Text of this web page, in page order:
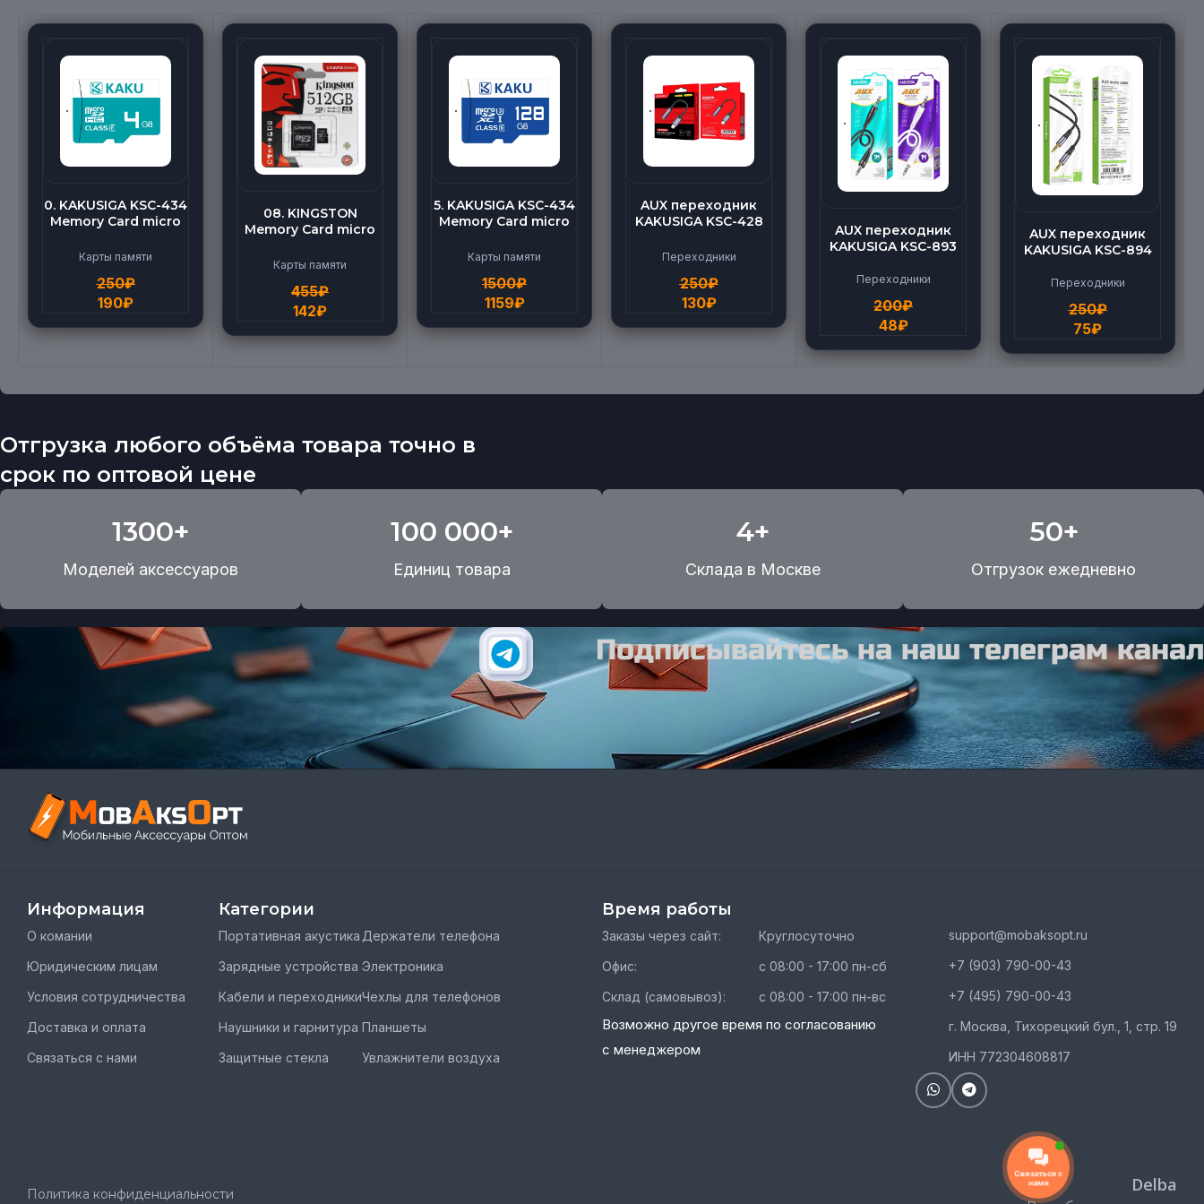
0. KAKUSIGA KSC-434
Memory Card micro
Speed (4G)
Карты памяти
250₽
190₽
08. KINGSTON
Memory Card micro
Карты памяти
455₽
142₽
5. KAKUSIGA KSC-434
Memory Card micro
Speed (128G)
Карты памяти
1500₽
1159₽
AUX переходник
KAKUSIGA KSC-428
Переходники
250₽
130₽
AUX переходник
KAKUSIGA KSC-893
Переходники
200₽
48₽
AUX переходник
KAKUSIGA KSC-894
Переходники
250₽
75₽
Отгрузка любого объёма товара точно в
срок по оптовой цене
1300+
Моделей аксессуаров
100 000+
Единиц товара
4+
Склада в Москве
50+
Отгрузок ежедневно
Подписывайтесь на наш телеграм канал
Информация
О комании
Юридическим лицам
Условия сотрудничества
Доставка и оплата
Связаться с нами
Категории
Портативная акустика
Зарядные устройства
Кабели и переходники
Наушники и гарнитура
Защитные стекла
Держатели телефона
Электроника
Чехлы для телефонов
Планшеты
Увлажнители воздуха
Время работы
Заказы через сайт:
Офис:
Склад (самовывоз):
Круглосуточно
с 08:00 - 17:00 пн-сб
с 08:00 - 17:00 пн-вс
Возможно другое время по согласованию
с менеджером
support@mobaksopt.ru
+7 (903) 790-00-43
+7 (495) 790-00-43
г. Москва, Тихорецкий бул., 1, стр. 19
ИНН 772304608817
Политика конфиденциальности Delba
Связаться с
нами